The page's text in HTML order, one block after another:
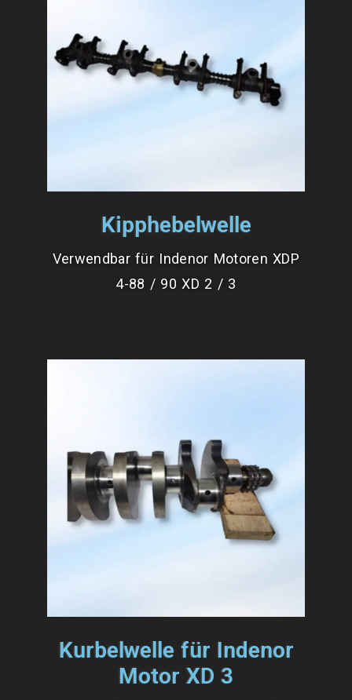
Kipphebelwelle
Verwendbar für Indenor Motoren XDP
4-88 / 90 XD 2 / 3
Kurbelwelle für Indenor
Motor XD 3